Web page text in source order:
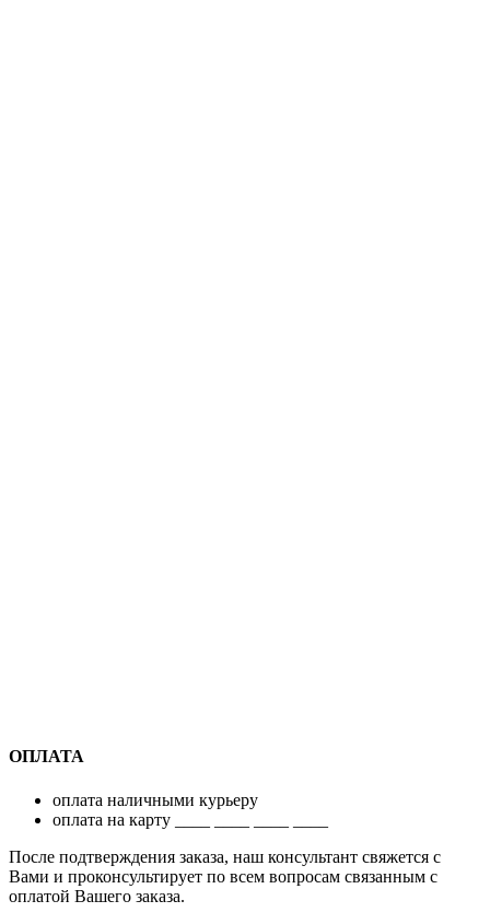
ОПЛАТА
оплата наличными курьеру
оплата на карту ____ ____ ____ ____
После подтверждения заказа, наш консультант свяжется с
Вами и проконсультирует по всем вопросам связанным с
оплатой Вашего заказа.